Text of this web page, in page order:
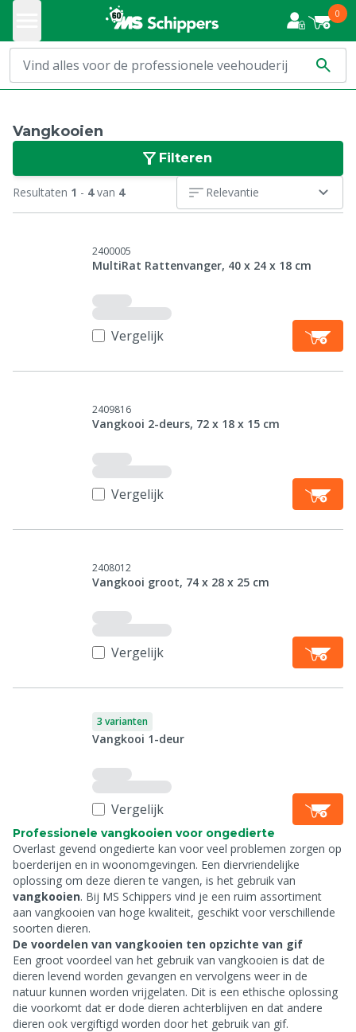
0
Vangkooien
Filteren
Resultaten 1 - 4van 4 Relevantie
2400005
MultiRat Rattenvanger, 40 x 24 x 18 cm
Vergelijk
2409816
Vangkooi 2-deurs, 72 x 18 x 15 cm
Vergelijk
2408012
Vangkooi groot, 74 x 28 x 25 cm
Vergelijk
3 varianten
Vangkooi 1-deur
Vergelijk
Professionele vangkooien voor ongedierte
Overlast gevend ongedierte kan voor veel problemen zorgen op
boerderijen en in woonomgevingen. Een diervriendelijke
oplossing om deze dieren te vangen, is het gebruik van
vangkooien. Bij MS Schippers vind je een ruim assortiment
aan vangkooien van hoge kwaliteit, geschikt voor verschillende
soorten dieren.
De voordelen van vangkooien ten opzichte van gif
Een groot voordeel van het gebruik van vangkooien is dat de
dieren levend worden gevangen en vervolgens weer in de
natuur kunnen worden vrijgelaten. Dit is een ethische oplossing
die voorkomt dat er dode dieren achterblijven en dat andere
dieren ook vergiftigd worden door het gebruik van gif.